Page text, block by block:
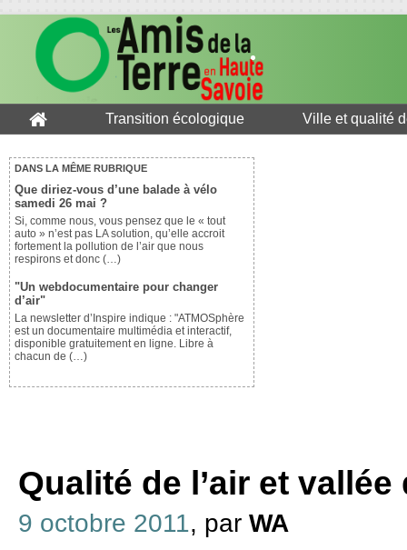
Transition écologique Ville et qualité
DANS LA MÊME RUBRIQUE
Que diriez-vous d’une balade à vélo
samedi 26 mai ?
Si, comme nous, vous pensez que le « tout
auto » n’est pas LA solution, qu’elle accroit
fortement la pollution de l’air que nous
respirons et donc (…)
"Un webdocumentaire pour changer
d’air"
La newsletter d’Inspire indique : "ATMOSphère
est un documentaire multimédia et interactif,
disponible gratuitement en ligne. Libre à
chacun de (…)
Qualité de l’air et vallée
9 octobre 2011, par WA